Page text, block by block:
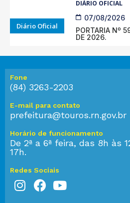
Diário Oficial
DIÁRIO OFICIAL
07/08/2026
PORTARIA Nº
DE 2026.
Fone
(84) 3263-2203
E-mail para contato
prefeitura@touros.rn.gov.br
Horário de funcionamento
De 2ª a 6ª feira, das 8h às
17h.
Redes Sociais